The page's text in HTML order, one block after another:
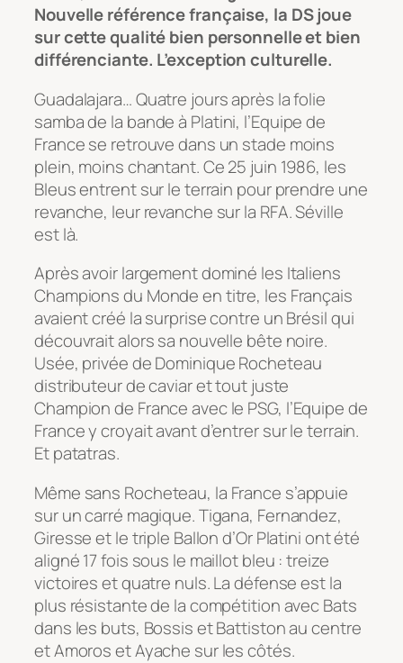
Nouvelle référence française, la DS joue
sur cette qualité bien personnelle et bien
différenciante. L’exception culturelle.
Guadalajara… Quatre jours après la folie
samba de la bande à Platini, l’Equipe de
France se retrouve dans un stade moins
plein, moins chantant. Ce 25 juin 1986, les
Bleus entrent sur le terrain pour prendre une
revanche, leur revanche sur la RFA. Séville
est là.
Après avoir largement dominé les Italiens
Champions du Monde en titre, les Français
avaient créé la surprise contre un Brésil qui
découvrait alors sa nouvelle bête noire.
Usée, privée de Dominique Rocheteau
distributeur de caviar et tout juste
Champion de France avec le PSG, l’Equipe de
France y croyait avant d’entrer sur le terrain.
Et patatras.
Même sans Rocheteau, la France s’appuie
sur un carré magique. Tigana, Fernandez,
Giresse et le triple Ballon d’Or Platini ont été
aligné 17 fois sous le maillot bleu : treize
victoires et quatre nuls. La défense est la
plus résistante de la compétition avec Bats
dans les buts, Bossis et Battiston au centre
et Amoros et Ayache sur les côtés.